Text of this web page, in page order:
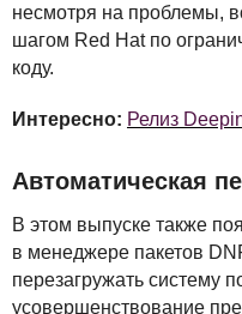
несмотря на проблемы,
шагом Red Hat по
коду.
Интересно: Релиз
Автоматическая
В этом выпуске также
в менеджере пакетов
перезагружать систему
усовершенствование